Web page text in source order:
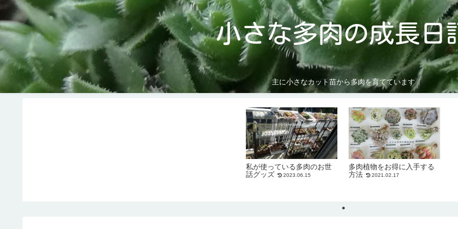
小さな多肉の成長日
主に小さなカット苗から多肉を育てています
私が使っている多肉のお世
話グッズ
2023.06.15
多肉植物をお得に入手する
方法
2021.02.17